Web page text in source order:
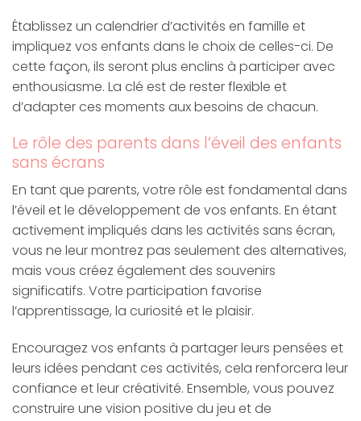
Établissez un calendrier d’activités en famille et
impliquez vos enfants dans le choix de celles-ci. De
cette façon, ils seront plus enclins à participer avec
enthousiasme. La clé est de rester flexible et
d’adapter ces moments aux besoins de chacun.
Le rôle des parents dans l’éveil des enfants
sans écrans
En tant que parents, votre rôle est fondamental dans
l’éveil et le développement de vos enfants. En étant
activement impliqués dans les activités sans écran,
vous ne leur montrez pas seulement des alternatives,
mais vous créez également des souvenirs
significatifs. Votre participation favorise
l’apprentissage, la curiosité et le plaisir.
Encouragez vos enfants à partager leurs pensées et
leurs idées pendant ces activités, cela renforcera leur
confiance et leur créativité. Ensemble, vous pouvez
construire une vision positive du jeu et de